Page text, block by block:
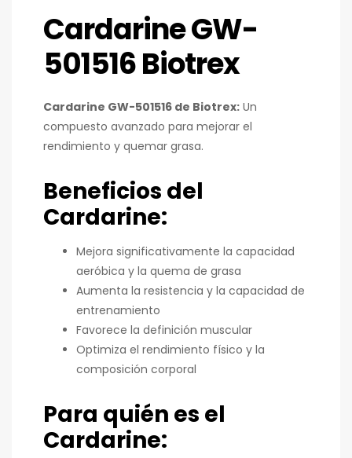
Cardarine GW-
501516 Biotrex
Cardarine GW-501516 de Biotrex: Un
compuesto avanzado para mejorar el
rendimiento y quemar grasa.
Beneficios del
Cardarine:
Mejora significativamente la capacidad
aeróbica y la quema de grasa
Aumenta la resistencia y la capacidad de
entrenamiento
Favorece la definición muscular
Optimiza el rendimiento físico y la
composición corporal
Para quién es el
Cardarine: